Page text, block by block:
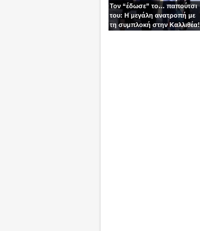
Τον “έδωσε” το… παπούτσι
του: Η μεγάλη ανατροπή με
τη συμπλοκή στην Καλλιθέα!